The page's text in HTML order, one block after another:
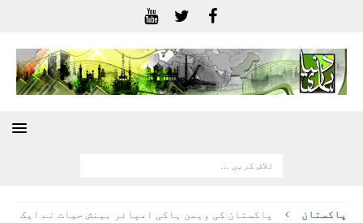
پاکستان
پاکستان کی ویمن ہاکی امپائر بینش حیات نے ایک